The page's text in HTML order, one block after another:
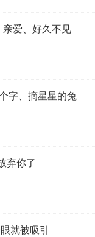
爱、好久不见
字、摘星星的兔
弃你了
就被吸引